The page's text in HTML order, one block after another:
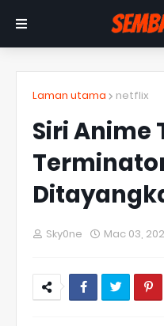
Laman utama netflix
Siri Anime
Sky0ne Mac 03,